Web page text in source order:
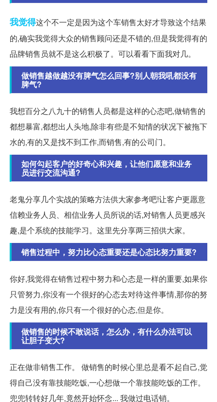
我觉得这个不一定是因为这个车销售太好才导致这个结果
的,确实我觉得大众的销售顾问还是不错的,但是我觉得有的
品牌销售员就不是这么积极了。可以看看下面我对几。
做销售越做越没有脾气怎么回事?别人朝我吼都没有
脾气?
我想百分之八九十的销售人员都是这样的心态吧,做销售的
都想暴富,都想出人头地,除非有些是不知情的状况下被拖下
水的,有的又是找不到工作,而销售,有的公司门。
如何勾起客户的好奇心和兴趣，让他们愿意和业务
员进行交流沟通?
老鬼分享几个实战的策略方法供大家参考吧!让客户更愿意
信赖业务人员、相信业务人员所说的话,对销售人员更感兴
趣,是个系统的技能学习。这里先分享两三招供大家。
销售过程中，努力比心态重要还是心态比努力重要?
你好,我觉得在销售过程中努力和心态是一样的重要,如果你
只管努力,你没有一个很好的心态去对待这件事情,那你的努
力是没有用的,你只有一个很好的心态,但是你。
做销售的时候不敢说话，怎么办，有什么办法可以
让胆子变大?
正在做非销售工作。 做销售的时候心里总是看不起自己,觉
得自己没有靠技能吃饭,一心想做一个靠技能吃饭的工作。
兜兜转转好几年,竟然开始怀念... 我做过电话销。